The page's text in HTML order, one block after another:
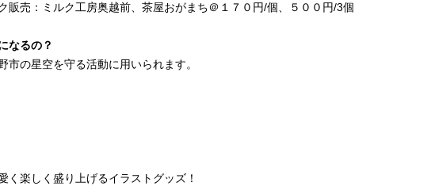
売：ミルク工房奥越前、茶屋おがまち＠１７０円/個、５００円/3個
なるの？
の星空を守る活動に用いられます。
く楽しく盛り上げるイラストグッズ！